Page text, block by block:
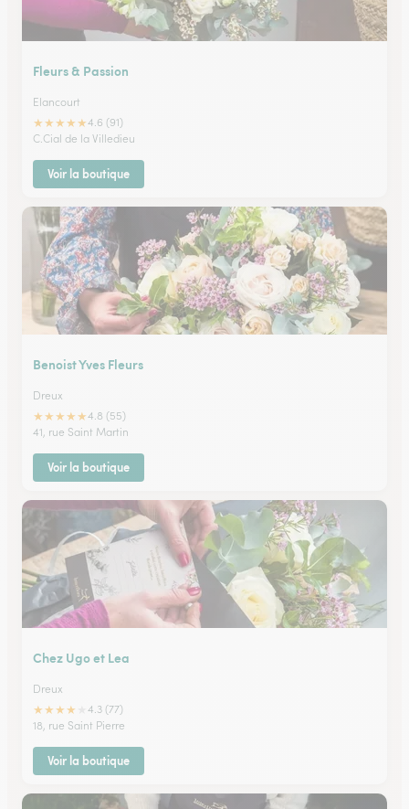
Fleurs & Passion
Elancourt
★★★★★4.6 (91)
C.Cial de la Villedieu
Voir la boutique
Benoist Yves Fleurs
Dreux
★★★★★4.8 (55)
41, rue Saint Martin
Voir la boutique
Chez Ugo et Lea
Dreux
★★★★
4.3 (77)
18, rue Saint Pierre
Voir la boutique